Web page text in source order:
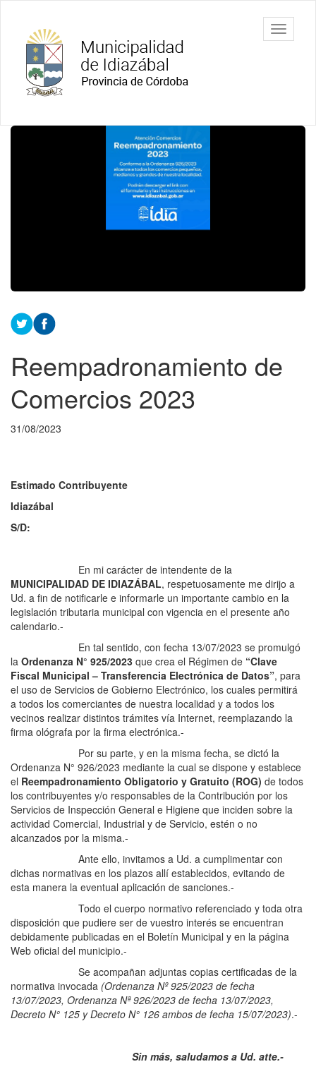
contenido
principal
Municipalidad
de Idiazábal
barra
Contenido
Reempadronamiento de
Comercios 2023
31/08/2023
Estimado Contribuyente
Idiazábal
S/D:
En mi carácter de intendente de la
MUNICIPALIDAD DE IDIAZÁBAL, respetuosamente me dirijo a
Ud. a fin de notificarle e informarle un importante cambio en la
legislación tributaria municipal con vigencia en el presente año
calendario.-
En tal sentido, con fecha 13/07/2023 se promulgó
la Ordenanza N° 925/2023 que crea el Régimen de “Clave
Fiscal Municipal – Transferencia Electrónica de Datos”, para
el uso de Servicios de Gobierno Electrónico, los cuales permitirá
a todos los comerciantes de nuestra localidad y a todos los
vecinos realizar distintos trámites vía Internet, reemplazando la
firma ológrafa por la firma electrónica.-
Por su parte, y en la misma fecha, se dictó la
Ordenanza N° 926/2023 mediante la cual se dispone y establece
el Reempadronamiento Obligatorio y Gratuito (ROG) de todos
los contribuyentes y/o responsables de la Contribución por los
Servicios de Inspección General e Higiene que inciden sobre la
actividad Comercial, Industrial y de Servicio, estén o no
alcanzados por la misma.-
Ante ello, invitamos a Ud. a cumplimentar con
dichas normativas en los plazos allí establecidos, evitando de
esta manera la eventual aplicación de sanciones.-
Todo el cuerpo normativo referenciado y toda otra
disposición que pudiere ser de vuestro interés se encuentran
debidamente publicadas en el Boletín Municipal y en la página
Web oficial del municipio.-
Se acompañan adjuntas copias certificadas de la
normativa invocada (Ordenanza Nº 925/2023 de fecha
13/07/2023, Ordenanza Nª 926/2023 de fecha 13/07/2023,
Decreto N° 125 y Decreto N° 126 ambos de fecha 15/07/2023).-
Sin más, saludamos a Ud. atte.-